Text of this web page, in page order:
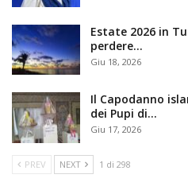
Estate 2026 in
perdere…
Giu 18, 2026
Il Capodanno
dei Pupi di…
Giu 17, 2026
PREV NEXT 1 di 298